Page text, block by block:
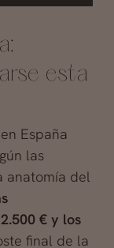
esta
España
las
anatomía del
€ y los
final de la